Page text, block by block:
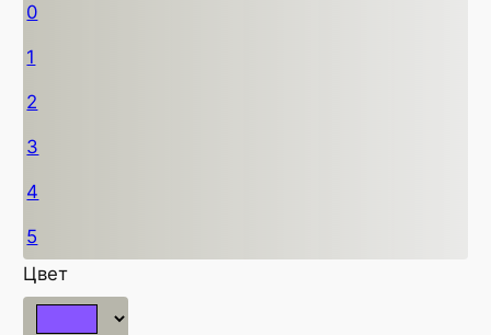
0
1
2
3
4
5
Цвет